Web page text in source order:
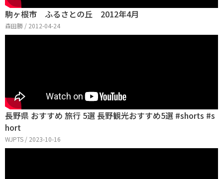
駒ヶ根市 ふるさとの丘 2012年4月
森田勝 / 2012-04-24
長野県 おすすめ 旅行 5選 長野観光おすすめ5選 #shorts #s
hort
WJPTS / 2023-10-16